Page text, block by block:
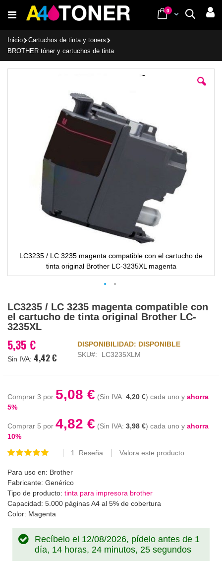
al
Buscar
Cart
0items
Inicio
Cartuchos de tinta y toners
BROTHER tóner y cartuchos de tinta
LC3235 / LC 3235 magenta compatible con el cartucho de
tinta original Brother LC-3235XL magenta
comienzo
de
galería
de
LC3235 / LC 3235 magenta compatible con
el cartucho de tinta original Brother LC-
3235XL
5,35 €
4,42 €
DISPONIBILIDAD: DISPONIBLE
SKU
LC3235XLM
Comprar 3 por 5,08 € 4,20 € cada uno y ahorra
5%
Comprar 5 por 4,82 € 3,98 € cada uno y ahorra
10%
Valoración:
1 Reseña Valora este producto
Para uso en: Brother
Fabricante: Genérico
Tipo de producto: tinta para impresora brother
Capacidad: 5.000 páginas A4 al 5% de cobertura
Color: Magenta
Recíbelo el 12/08/2026, pídelo antes de 1
día, 14 horas, 24 minutos, 25 segundos